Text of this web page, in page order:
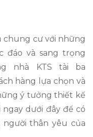
chung cư với những
đáo và sang trọng
nhà KTS tài ba
hàng lựa chọn và
ý tưởng thiết kế
dưới đây để có
thân yêu của